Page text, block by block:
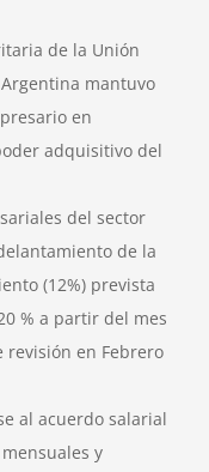
de la Unión
mantuvo
en
adquisitivo del
del sector
de la
(12%) prevista
% a partir del mes
revisión en Febrero
al acuerdo salarial
y